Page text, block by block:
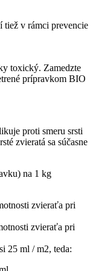
v rámci prevencie
toxický. Zamedzte
prípravkom BIO
proti smeru srsti
zvieratá sa súčasne
na 1 kg
zvieraťa pri
zvieraťa pri
25 ml / m2, teda: